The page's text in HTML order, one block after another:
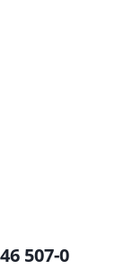
507-0